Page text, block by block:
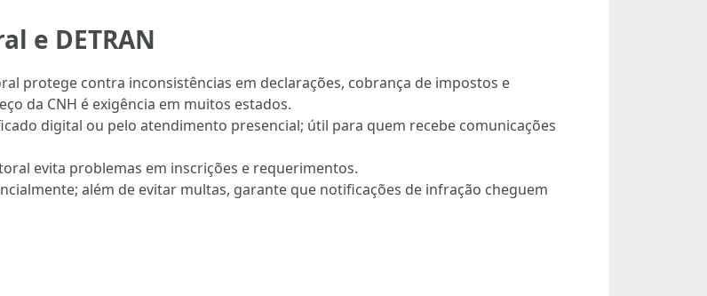
e DETRAN
protege contra inconsistências em declarações, cobrança de impostos e
da CNH é exigência em muitos estados.
digital ou pelo atendimento presencial; útil para quem recebe comunicações
evita problemas em inscrições e requerimentos.
além de evitar multas, garante que notificações de infração cheguem